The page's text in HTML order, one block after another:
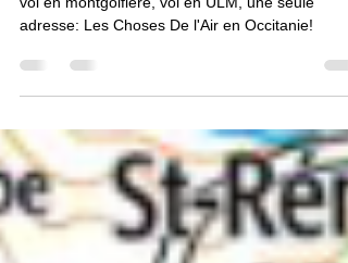
Cadeau d'anniversaire original, saut en
adresse: Les Choses De l'Air en Occitanie!